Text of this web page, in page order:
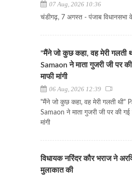
07 Aug, 2026 10:36
चंडीगढ़, 7 अगस्त - पंजाब
"मैंने जो कुछ कहा, वह मेरी गलती
Samaon ने माता गुजरी जी पर की
माफी मांगी
06 Aug, 2026 12:39
"मैंने जो कुछ कहा, वह मेरी गलती थी"
Samaon ने माता गुजरी जी पर की गई
मांगी
विधायक नरिंदर कौर भराज ने
मुलाकात की